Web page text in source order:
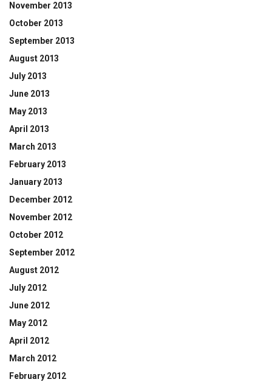
November 2013
October 2013
September 2013
August 2013
July 2013
June 2013
May 2013
April 2013
March 2013
February 2013
January 2013
December 2012
November 2012
October 2012
September 2012
August 2012
July 2012
June 2012
May 2012
April 2012
March 2012
February 2012